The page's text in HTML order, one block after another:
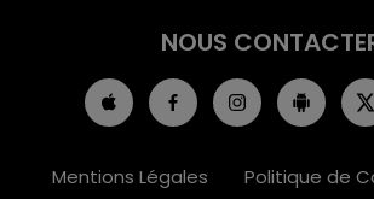
NOUS
Mentions Légales Politique de